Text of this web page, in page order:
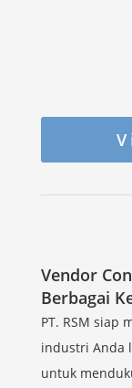
Vendor
Berbagai
PT. RSM siap
industri Anda
untuk